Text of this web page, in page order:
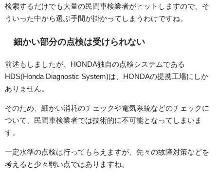
検索するだけでも大量の民間車検業者がヒットしますので、そ
ういった中から選ぶ手間が掛かってしまうわけですね。
細かい部分の点検は受けられない
前述もしましたが、HONDA独自の点検システムである
HDS(Honda Diagnostic System)は、HONDAの提携工場にしか
ありません。
そのため、細かい消耗のチェックや電気系統などのチェックに
ついて、民間車検業者では技術的に不可能となってしまいま
す。
一定水準の点検は行ってもらえますが、先々の故障対策などを
考えると少々弱い点ではありますね。